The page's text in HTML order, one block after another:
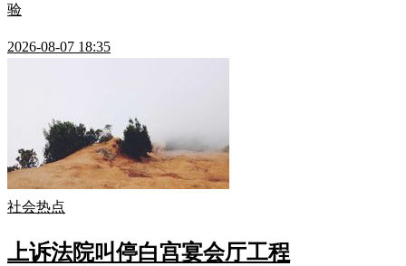
验
2026-08-07 18:35
社会热点
上诉法院叫停白宫宴会厅工程